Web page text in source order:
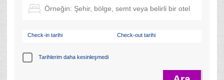
Check-in tarihi Check-out tarihi
Tarihlerim daha kesinleşmedi